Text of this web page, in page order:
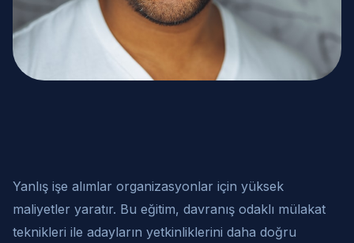
Yanlış işe alımlar organizasyonlar için yüksek
maliyetler yaratır. Bu eğitim, davranış odaklı mülakat
teknikleri ile adayların yetkinliklerini daha doğru